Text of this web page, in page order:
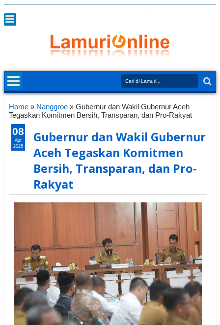
Home » Nanggroe » Gubernur dan Wakil Gubernur Aceh
Tegaskan Komitmen Bersih, Transparan, dan Pro-Rakyat
Gubernur dan Wakil Gubernur
Aceh Tegaskan Komitmen
Bersih, Transparan, dan Pro-
Rakyat
08
Apr
2025